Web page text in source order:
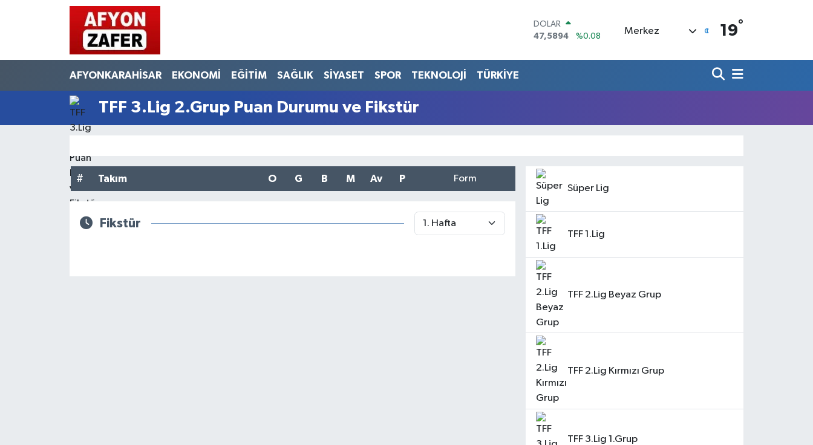
DOLAR
47,5894
%0.08
55,0398
%-0.02
Merkez 19°
AFYONKARAHİSAR EKONOMİ EĞİTİM SAĞLIK SİYASET SPOR TEKNOLOJİ TÜRKİYE
TFF 3.Lig 2.Grup Puan Durumu ve Fikstür
# Takım O G B M Av P Form
Fikstür
Süper Lig
TFF 1.Lig
TFF 2.Lig Beyaz Grup
TFF 2.Lig Kırmızı Grup
TFF 3.Lig 1.Grup